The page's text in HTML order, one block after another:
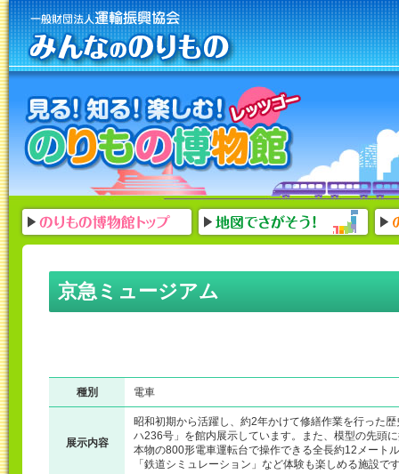
京急ミュージアム
種別 電車
展示内容
昭和初期から活躍し、約2年かけて修繕作業を行った
ハ236号」を館内展示しています。また、模型の先頭
本物の800形電車運転台で操作できる全長約12メート
「鉄道シミュレーション」など体験も楽しめる施設で